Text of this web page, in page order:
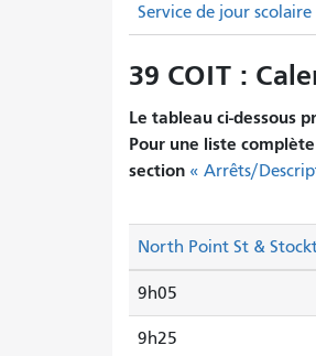
Service de jour scolaire
39 COIT :
Le tableau ci-dessous
Pour une liste
section « Arrêts/
North Point St &
9h05
9h25